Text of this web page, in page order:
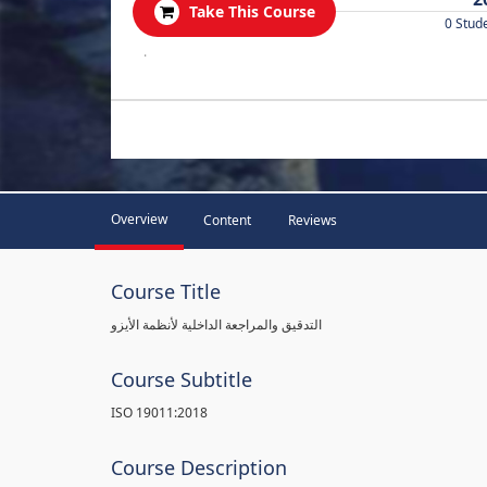
Take This Course
0
.
Overview Content Reviews
Course Title
التدقيق والمراجعة الداخلية لأنظمة الأيزو
Course Subtitle
ISO 19011:2018
Course Description